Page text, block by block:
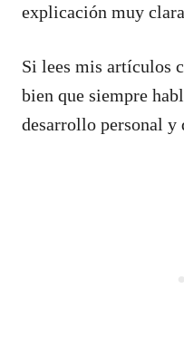
explicación muy
Si lees mis artículos
bien que siempre
desarrollo personal y